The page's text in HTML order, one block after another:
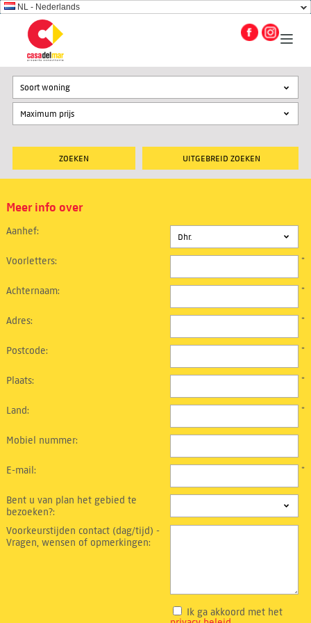
NL - Nederlands
UITGEBREID ZOEKEN
Soort woning
Meer info over
Aanhef:
Voorletters: *
Achternaam: *
Adres: *
Postcode: *
Plaats: *
Land: *
Mobiel nummer:
E-mail: *
Bent u van plan het gebied te
bezoeken?:
Voorkeurstijden contact (dag/tijd) -
Vragen, wensen of opmerkingen:
Ik ga akkoord met het